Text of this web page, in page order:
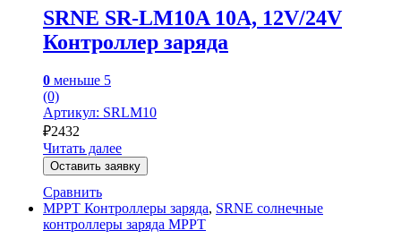
SRNE SR-LM10A 10A, 12V/24V
Контроллер заряда
0 меньше 5
(0)
Артикул: SRLM10
₽2432
Читать далее
Оставить заявку
Сравнить
MPPT Контроллеры заряда, SRNE солнечные
контроллеры заряда MPPT